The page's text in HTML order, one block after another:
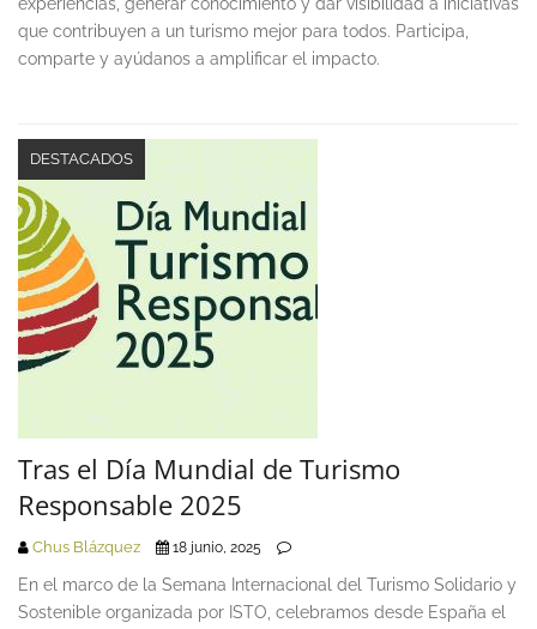
que contribuyen a un turismo mejor para todos. Participa,
comparte y ayúdanos a amplificar el impacto.
DESTACADOS
Tras el Día Mundial de Turismo
Responsable 2025
Chus Blázquez 18 junio, 2025
En el marco de la Semana Internacional del Turismo Solidario y
Sostenible organizada por ISTO, celebramos desde España el